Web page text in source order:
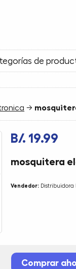
de
→
B/. 19.99
mosquitera
Vendedor: Distribuidora
Comprar